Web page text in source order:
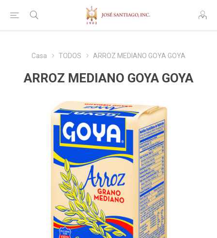
Casa TODOS ARROZ MEDIANO GOYA GOYA
ARROZ MEDIANO GOYA GOYA